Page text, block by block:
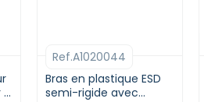
|
Bras en plastique ESD
semi-rigide avec
Ref.A1020044